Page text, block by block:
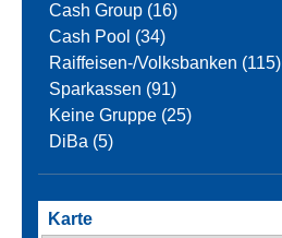
Cash Group (16)
Cash Pool (34)
Raiffeisen-/Volksbanken (115)
Sparkassen (91)
Keine Gruppe (25)
DiBa (5)
Karte